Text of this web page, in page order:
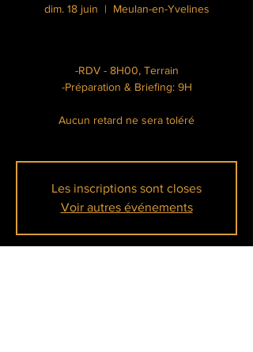
dim. 18 juin
  |
Meulan-en-Yvelines
-RDV - 8H00, Terrain
-Préparation & Briefing: 9H
Aucun retard ne sera toléré
Les inscriptions sont closes
Voir autres événements